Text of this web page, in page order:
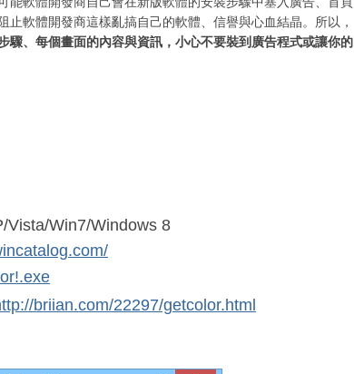
止軟體開發商這樣亂搞自己的軟體、信譽與心血結晶。所以，
驟、每個畫面的內容與資訊，小心不要裝到廣告程式或讓你的
Vista/Win7/Windows 8
briian.com/22297/getcolor.html